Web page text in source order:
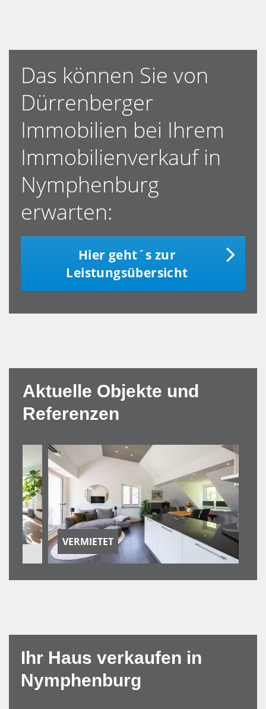
Das können Sie von
Dürrenberger
Immobilien bei Ihrem
Immobilienverkauf in
Nymphenburg
erwarten:
Hier geht´s zur
Leistungsübersicht
Aktuelle Objekte und
Referenzen
VERMIETET
Ihr Haus verkaufen in
Nymphenburg